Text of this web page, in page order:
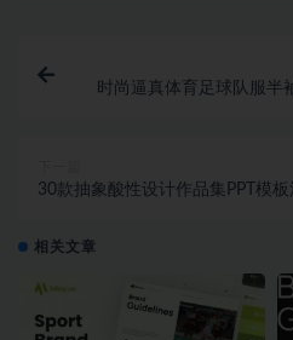
时尚逼真体育足球队服半
相关文章